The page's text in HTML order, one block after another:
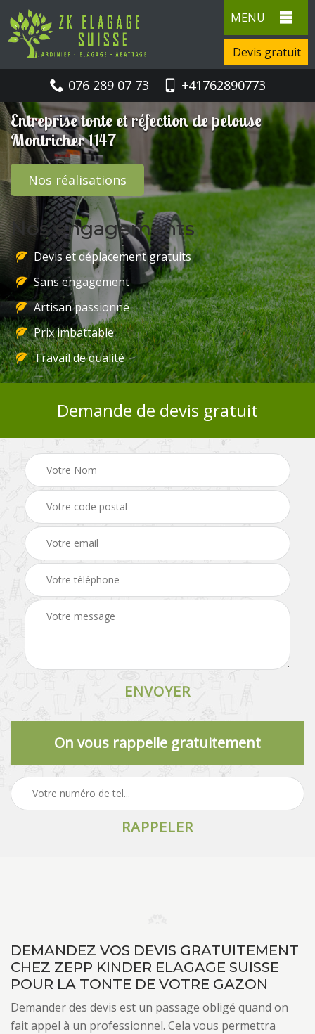
MENU
Devis gratuit
076 289 07 73 +41762890773
Entreprise tonte et réfection de pelouse
Montricher 1147
Nos réalisations
Nos engagements
Devis et déplacement gratuits
Sans engagement
Artisan passionné
Prix imbattable
Travail de qualité
Demande de devis gratuit
On vous rappelle gratuitement
DEMANDEZ VOS DEVIS GRATUITEMENT
CHEZ ZEPP KINDER ELAGAGE SUISSE
POUR LA TONTE DE VOTRE GAZON
Demander des devis est un passage obligé quand on
fait appel à un professionnel. Cela vous permettra